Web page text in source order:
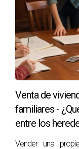
Las estrategias
valor de la
proceso fluido.
propiedad,
colaborativo
aconsejable
propiedad para
Esto brindará a
decisiones
Venta de
familiares -
entre los
Vender una